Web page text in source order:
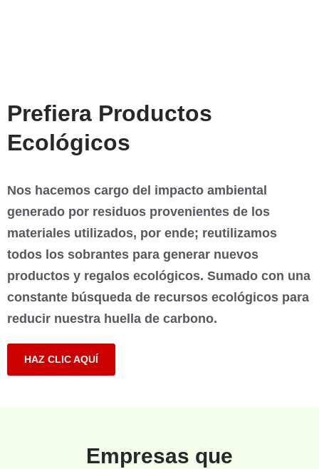
Prefiera Productos
Ecológicos
Nos hacemos cargo del impacto ambiental
generado por residuos provenientes de los
materiales utilizados, por ende; reutilizamos
todos los sobrantes para generar nuevos
productos y regalos ecológicos. Sumado con una
constante búsqueda de recursos ecológicos para
reducir nuestra huella de carbono.
HAZ CLIC AQUÍ
Empresas que
¿Qué estás
buscando?
Read More